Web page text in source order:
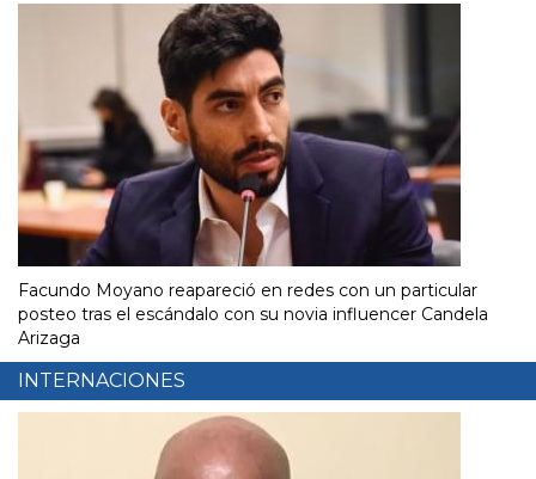
Facundo Moyano reapareció en redes con un particular
posteo tras el escándalo con su novia influencer Candela
Arizaga
INTERNACIONES